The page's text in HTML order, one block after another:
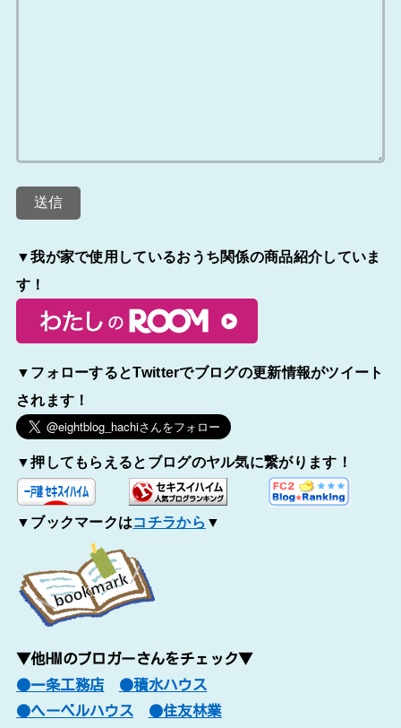
▼我が家で使用しているおうち関係の商品紹介していま
す！
▼フォローするとTwitterでブログの更新情報がツイート
されます！
▼押してもらえるとブログのヤル気に繋がります！
▼ブックマークはコチラから ▼
▼他HMのブロガーさんをチェック▼
●一条工務店
●積水ハウス
●ヘーベルハウス
●住友林業